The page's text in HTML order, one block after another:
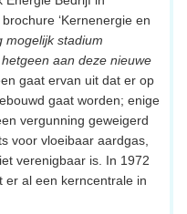
‘Kernenergie en
mogelijk stadium
aan deze nieuwe
gaat ervan uit dat er op
gaat worden; enige
vergunning geweigerd
voor vloeibaar aardgas,
verenigbaar is. In 1972
er al een kerncentrale in